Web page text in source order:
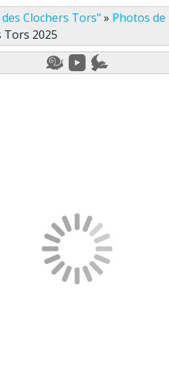
Clochers Tors" » Photos
Tors 2025